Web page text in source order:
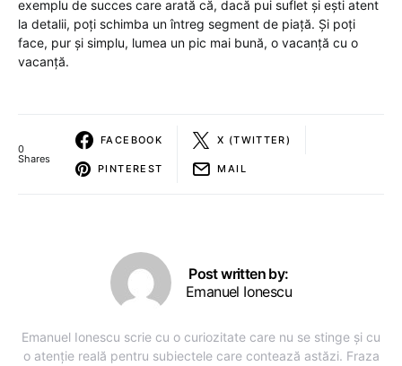
exemplu de succes care arată că, dacă pui suflet și ești atent
la detalii, poți schimba un întreg segment de piață. Și poți
face, pur și simplu, lumea un pic mai bună, o vacanță cu o
vacanță.
0
Shares
FACEBOOK X (TWITTER)
PINTEREST MAIL
Post written by:
Emanuel Ionescu
Emanuel Ionescu scrie cu o curiozitate care nu se stinge și cu
o atenție reală pentru subiectele care contează astăzi. Fraza